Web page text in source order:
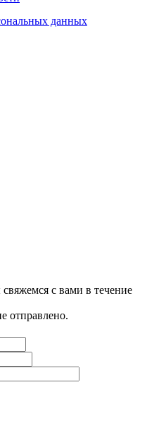
данных
с вами в течение
отправлено.